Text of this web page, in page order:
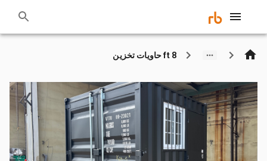
8 ft حاويات تخزين